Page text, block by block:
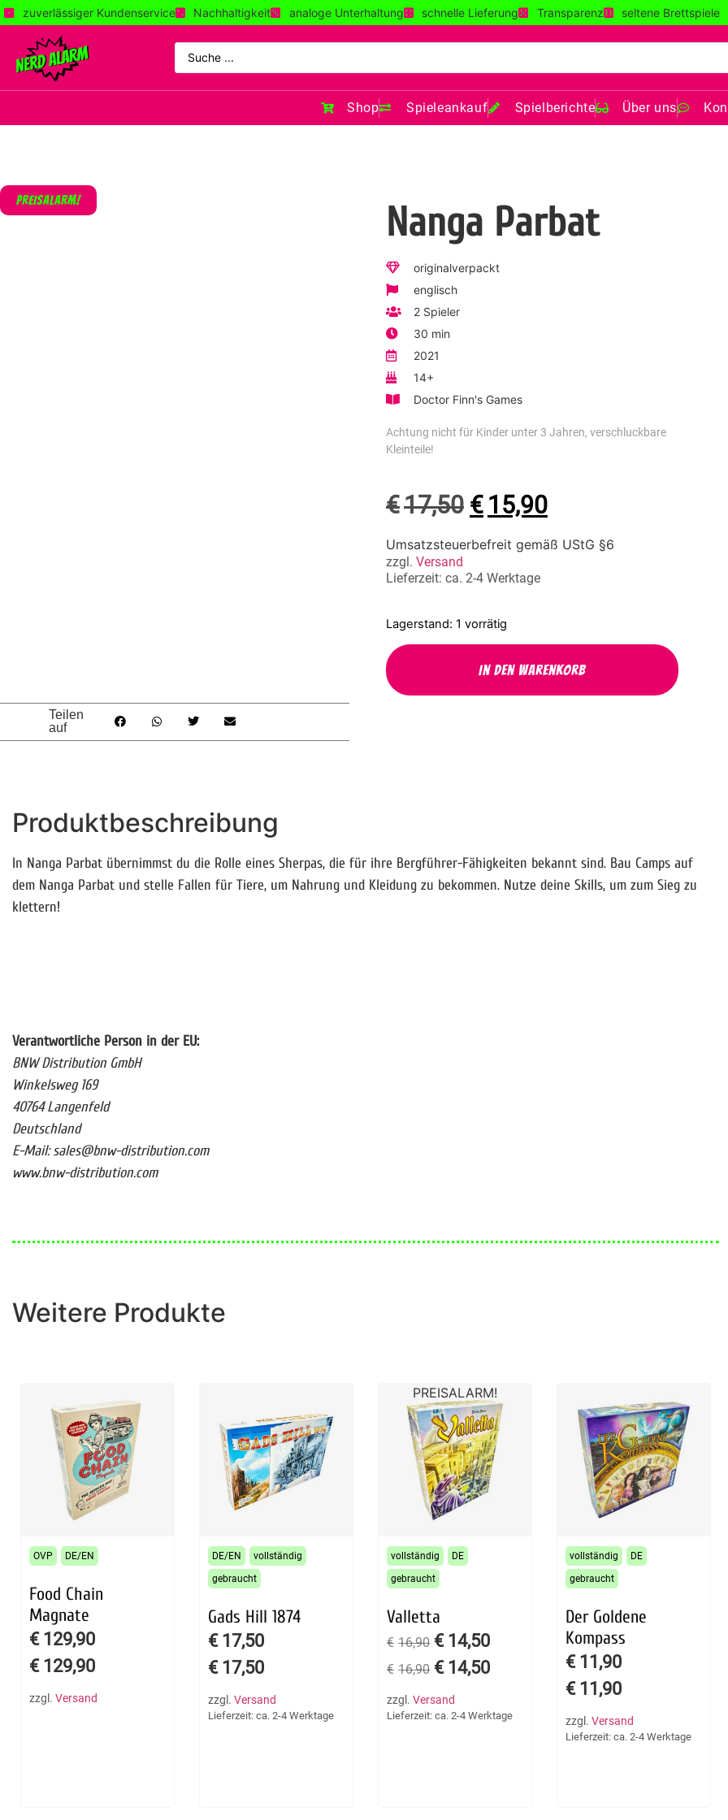
zuverlässiger Kundenservice Nachhaltigkeit analoge Unterhaltung schnelle Lieferung Transparenz seltene Brettspiele
Shop Spieleankauf Spielberichte Über uns
PREISALARM!
Teilen
auf
Nanga Parbat
originalverpackt
englisch
2 Spieler
30 min
2021
14+
Doctor Finn's Games
Achtung nicht für Kinder unter 3 Jahren, verschluckbare
Kleinteile!
€17,50 € 15,90
Umsatzsteuerbefreit gemäß UStG §6
zzgl. Versand
Lieferzeit: ca. 2-4 Werktage
1 vorrätig
In den Warenkorb
Produktbeschreibung
In Nanga Parbat übernimmst du die Rolle eines Sherpas, die für ihre Bergführer-Fähigkeiten bekannt sind. Bau Camps auf
dem Nanga Parbat und stelle Fallen für Tiere, um Nahrung und Kleidung zu bekommen. Nutze deine Skills, um zum Sieg zu
klettern!
Verantwortliche Person in der EU:
BNW Distribution GmbH
Winkelsweg 169
40764 Langenfeld
Deutschland
E-Mail: sales@bnw-distribution.com
www.bnw-distribution.com
Weitere Produkte
Food Chain
Magnate
€ 129,90
€ 129,90
zzgl. Versand
OVP DE/EN
Gads Hill 1874
€ 17,50
€ 17,50
zzgl. Versand
Lieferzeit: ca. 2-4 Werktage
DE/EN
vollständig
gebraucht
PREISALARM!
Valletta
€ 16,90 € 14,50
€ 16,90 € 14,50
zzgl. Versand
Lieferzeit: ca. 2-4 Werktage
vollständig
DE
gebraucht
Der Goldene
Kompass
€ 11,90
€ 11,90
zzgl. Versand
Lieferzeit: ca. 2-4 Werktage
vollständig
DE
gebraucht